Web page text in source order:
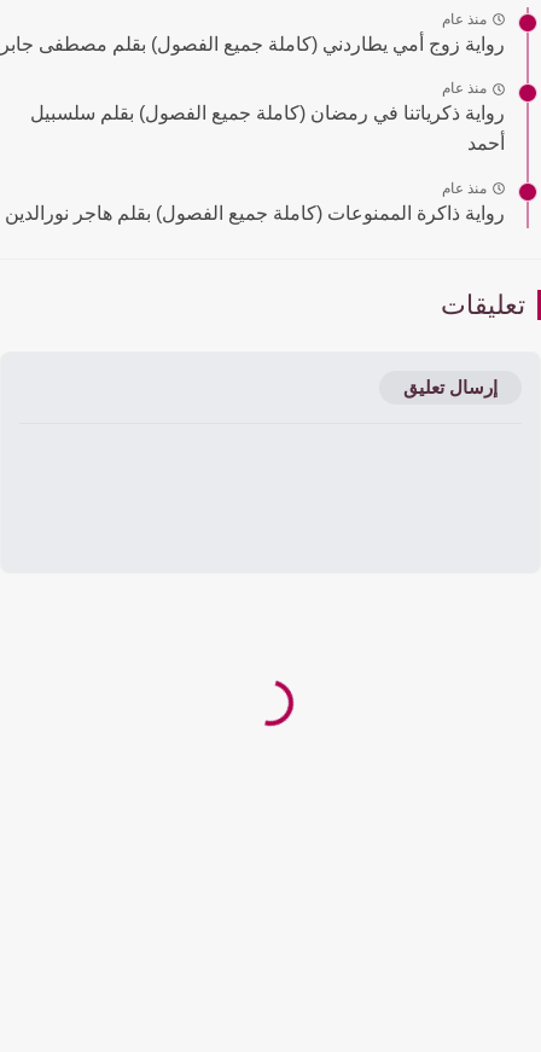
منذ عام
رواية زوج أمي يطاردني (كاملة جميع الفصول) بقلم مصطفى جابر
منذ عام
رواية ذكرياتنا في رمضان (كاملة جميع الفصول) بقلم سلسبيل
أحمد
منذ عام
رواية ذاكرة الممنوعات (كاملة جميع الفصول) بقلم هاجر نورالدين
إرسال تعليق